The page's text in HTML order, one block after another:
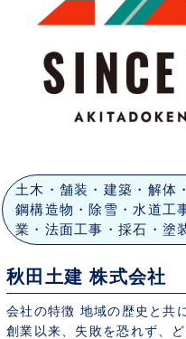
土木・舗装・建築・解体
鋼構造物・除雪・水道工
業・法面工事・採石・塗
秋田土建 株式会社
会社の特徴 地域の歴史と共
創業以来、失敗を恐れず、